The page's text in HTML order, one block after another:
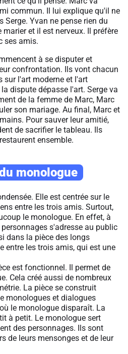
commun. Il lui explique qu'il ne
Serge. Yvan ne pense rien du
et il est nerveux. Il préfère
ses amis.
à se disputer et
confrontation. Ils vont chacun
sur l'art moderne et l'art
dispute dépasse l'art. Serge va
de la femme de Marc, Marc
son mariage. Au final, Marc et
Pour sauver leur amitié,
de sacrifier le tableau. Ils
ensemble.
monologue
Elle est centrée sur le
entre les trois amis. Surtout,
le monologue. En effet, à
s'adresse au public
dans la pièce des longs
entre les trois amis, qui est une
est fonctionnel. Il permet de
Cela créé aussi de nombreux
La pièce se construit
monologues et dialogues
le monologue disparaît. La
à petit. Le monologue sert
des personnages. Ils sont
de leurs mensonges et de leur